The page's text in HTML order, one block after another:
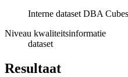
Interne dataset DBA
Niveau kwaliteitsinformatie
dataset
Resultaat